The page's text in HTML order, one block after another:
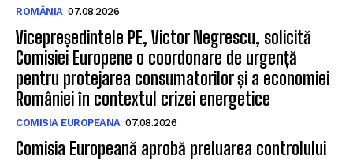
ROMÂNIA 07.08.2026
Vicepreședintele PE, Victor Negrescu, solicită
Comisiei Europene o coordonare de urgență
pentru protejarea consumatorilor și a economiei
României în contextul crizei energetice
COMISIA EUROPEANA 07.08.2026
Comisia Europeană aprobă preluarea controlului